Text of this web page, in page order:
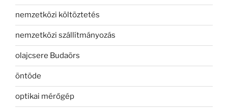
nemzetközi költöztetés
nemzetközi szállítmányozás
olajcsere Budaörs
öntöde
optikai mérőgép